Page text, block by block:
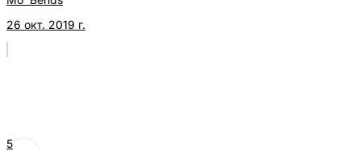
26 окт. 2019 г.
5